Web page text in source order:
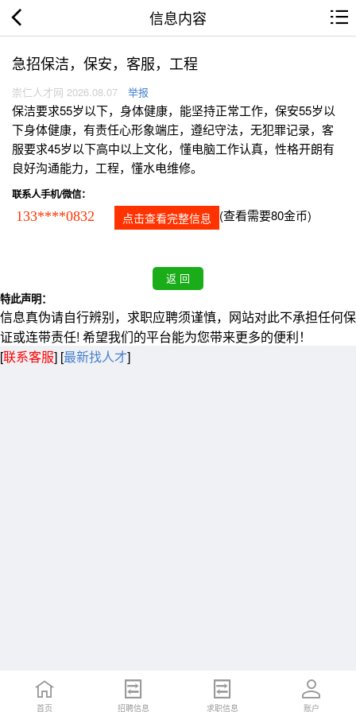
信息内容
急招保洁，保安，客服，工程
崇仁人才网 2026.08.07 举报
保洁要求55岁以下，身体健康，能坚持正常工作，保安55岁以
下身体健康，有责任心形象端庄，遵纪守法，无犯罪记录，客
服要求45岁以下高中以上文化，懂电脑工作认真，性格开朗有
良好沟通能力，工程，懂水电维修。
联系人手机/微信：
133****0832 点击查看完整信息 (查看需要80金币)
特此声明：
信息真伪请自行辨别，求职应聘须谨慎，网站对此不承担任何保
证或连带责任! 希望我们的平台能为您带来更多的便利！
[联系客服] [最新找人才]
首页 招聘信息 求职信息 账户